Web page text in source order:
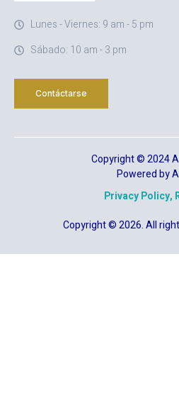
Lunes - Viernes: 9 am - 5 pm
Sábado: 10 am - 3 pm
Contáctarse
Copyright © 2024
Powered by
Privacy Policy,
Copyright © 2026. All